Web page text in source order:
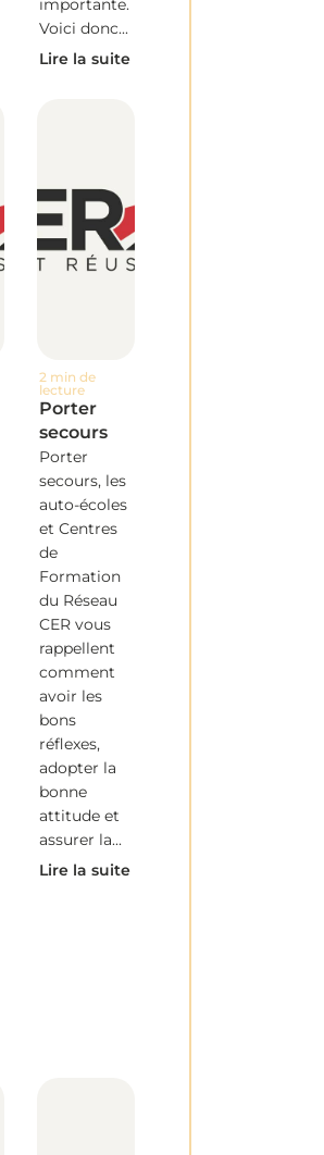
importante.
Voici donc...
Lire la suite
2 min de
lecture
Porter
secours
Porter
secours, les
auto-écoles
et Centres
de
Formation
du Réseau
CER vous
rappellent
comment
avoir les
bons
réflexes,
adopter la
bonne
attitude et
assurer la...
Lire la suite